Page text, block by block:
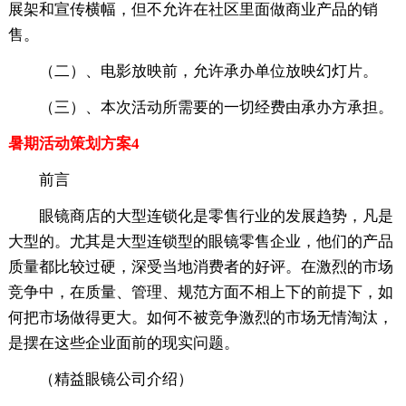
展架和宣传横幅，但不允许在社区里面做商业产品的销
售。
（二）、电影放映前，允许承办单位放映幻灯片。
（三）、本次活动所需要的一切经费由承办方承担。
暑期活动策划方案4
前言
眼镜商店的大型连锁化是零售行业的发展趋势，凡是
大型的。尤其是大型连锁型的眼镜零售企业，他们的产品
质量都比较过硬，深受当地消费者的好评。在激烈的市场
竞争中，在质量、管理、规范方面不相上下的前提下，如
何把市场做得更大。如何不被竞争激烈的市场无情淘汰，
是摆在这些企业面前的现实问题。
（精益眼镜公司介绍）